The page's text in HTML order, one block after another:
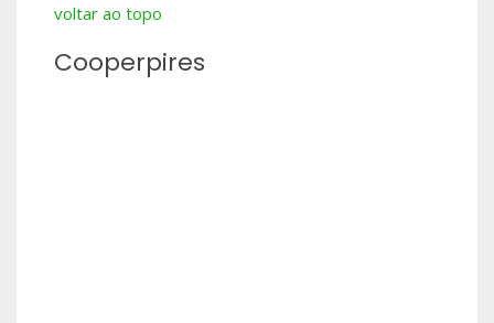
voltar ao topo
Cooperpires